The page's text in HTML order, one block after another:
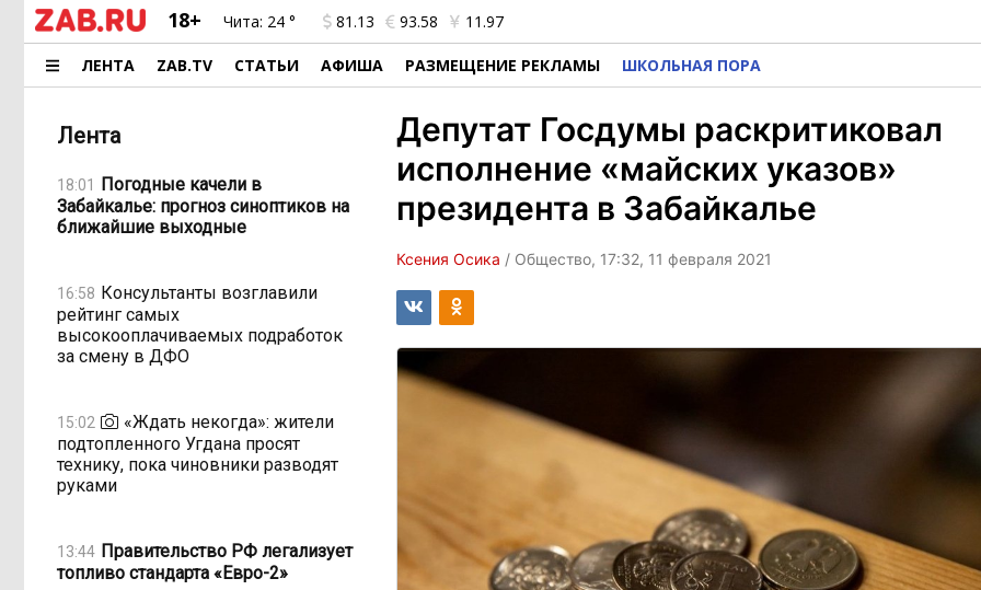
18+ Чита: 24 ° 81.13 93.58 11.97
ЛЕНТА ZAB.TV СТАТЬИ АФИША РАЗМЕЩЕНИЕ РЕКЛАМЫ ШКОЛЬНАЯ ПОРА
Лента
18:01 Погодные качели в
Забайкалье: прогноз синоптиков на
ближайшие выходные
16:58 Консультанты возглавили
рейтинг самых
высокооплачиваемых подработок
за смену в ДФО
15:02
«Ждать некогда»: жители
подтопленного Угдана просят
технику, пока чиновники разводят
руками
13:44 Правительство РФ легализует
топливо стандарта «Евро-2»
Депутат Госдумы раскритиковал
исполнение «майских указов»
президента в Забайкалье
Ксения Осика / Общество, 17:32, 11 февраля 2021